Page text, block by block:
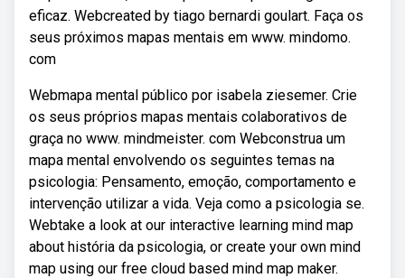
eficaz. Webcreated by tiago bernardi goulart. Faça os
seus próximos mapas mentais em www. mindomo.
com
Webmapa mental público por isabela ziesemer. Crie
os seus próprios mapas mentais colaborativos de
graça no www. mindmeister. com Webconstrua um
mapa mental envolvendo os seguintes temas na
psicologia: Pensamento, emoção, comportamento e
intervenção utilizar a vida. Veja como a psicologia se.
Webtake a look at our interactive learning mind map
about história da psicologia, or create your own mind
map using our free cloud based mind map maker.